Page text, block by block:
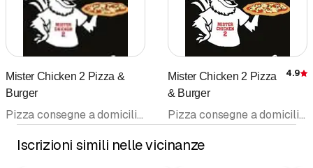
Mister Chicken 2 Pizza &
Burger
Pizza consegne a domicilio • Take Away • Pizzeria • Ristorante • Ristorante, Caffè, Grotto, Bar • Consegne a domicilio
Mister Chicken 2 Pizza
& Burger
4.9
Pizza consegne a domicilio • Pizza Take Away • Pizzeria • Take Away • Consegne a domicilio • Ristorante • Ristorante, Caffè, Grotto, Bar • Cucina italiana
Iscrizioni simili nelle vicinanze